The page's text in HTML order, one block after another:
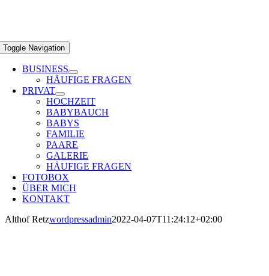
Toggle Navigation
BUSINESS
HÄUFIGE FRAGEN
PRIVAT
HOCHZEIT
BABYBAUCH
BABYS
FAMILIE
PAARE
GALERIE
HÄUFIGE FRAGEN
FOTOBOX
ÜBER MICH
KONTAKT
Althof Retzwordpressadmin2022-04-07T11:24:12+02:00